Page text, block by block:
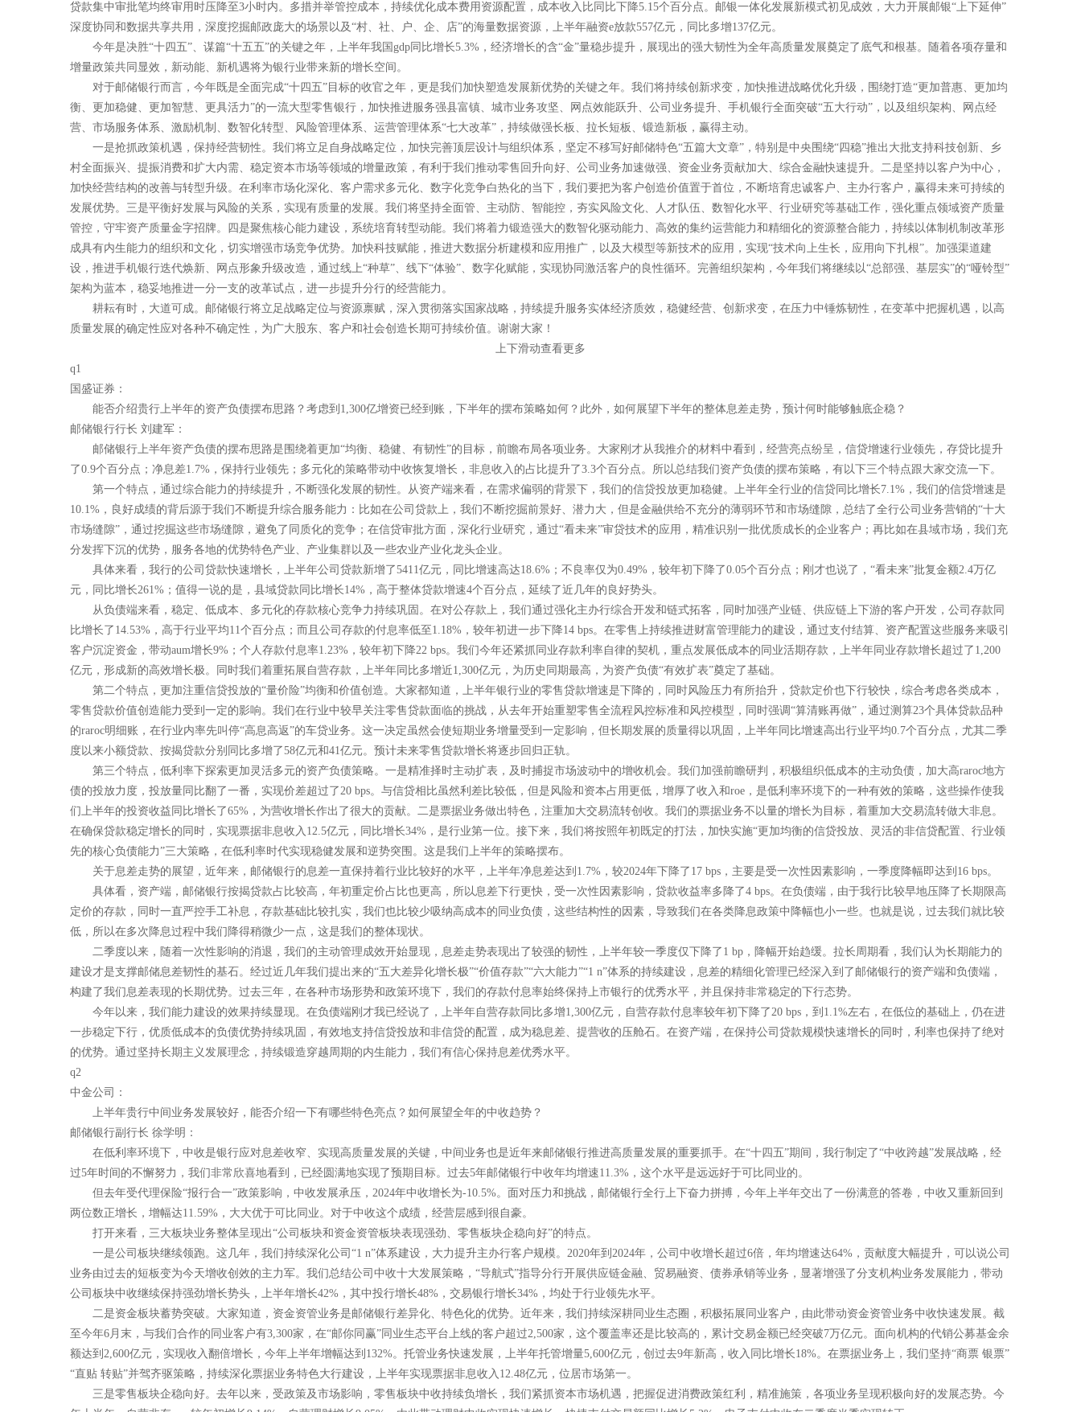
贷款集中审批笔均终审用时压降至3小时内。多措并举管控成本，持续优化成本费用资源配置，成本收入比同比下降5.15个百分点。邮银一体化发展新模式初见成效，大力开展邮银“上下延伸”
深度协同和数据共享共用，深度挖掘邮政庞大的场景以及“村、社、户、企、店”的海量数据资源，上半年融资e放款557亿元，同比多增137亿元。
今年是决胜“十四五”、谋篇“十五五”的关键之年，上半年我国gdp同比增长5.3%，经济增长的含“金”量稳步提升，展现出的强大韧性为全年高质量发展奠定了底气和根基。随着各项存量和
增量政策共同显效，新动能、新机遇将为银行业带来新的增长空间。
对于邮储银行而言，今年既是全面完成“十四五”目标的收官之年，更是我们加快塑造发展新优势的关键之年。我们将持续创新求变，加快推进战略优化升级，围绕打造“更加普惠、更加均
衡、更加稳健、更加智慧、更具活力”的一流大型零售银行，加快推进服务强县富镇、城市业务攻坚、网点效能跃升、公司业务提升、手机银行全面突破“五大行动”，以及组织架构、网点经
营、市场服务体系、激励机制、数智化转型、风险管理体系、运营管理体系“七大改革”，持续做强长板、拉长短板、锻造新板，赢得主动。
一是抢抓政策机遇，保持经营韧性。我们将立足自身战略定位，加快完善顶层设计与组织体系，坚定不移写好邮储特色“五篇大文章”，特别是中央围绕“四稳”推出大批支持科技创新、乡
村全面振兴、提振消费和扩大内需、稳定资本市场等领域的增量政策，有利于我们推动零售回升向好、公司业务加速做强、资金业务贡献加大、综合金融快速提升。二是坚持以客户为中心，
加快经营结构的改善与转型升级。在利率市场化深化、客户需求多元化、数字化竞争白热化的当下，我们要把为客户创造价值置于首位，不断培育忠诚客户、主办行客户，赢得未来可持续的
发展优势。三是平衡好发展与风险的关系，实现有质量的发展。我们将坚持全面管、主动防、智能控，夯实风险文化、人才队伍、数智化水平、行业研究等基础工作，强化重点领域资产质量
管控，守牢资产质量金字招牌。四是聚焦核心能力建设，系统培育转型动能。我们将着力锻造强大的数智化驱动能力、高效的集约运营能力和精细化的资源整合能力，持续以体制机制改革形
成具有内生能力的组织和文化，切实增强市场竞争优势。加快科技赋能，推进大数据分析建模和应用推广，以及大模型等新技术的应用，实现“技术向上生长，应用向下扎根”。加强渠道建
设，推进手机银行迭代焕新、网点形象升级改造，通过线上“种草”、线下“体验”、数字化赋能，实现协同激活客户的良性循环。完善组织架构，今年我们将继续以“总部强、基层实”的“哑铃型”
架构为蓝本，稳妥地推进一分一支的改革试点，进一步提升分行的经营能力。
耕耘有时，大道可成。邮储银行将立足战略定位与资源禀赋，深入贯彻落实国家战略，持续提升服务实体经济质效，稳健经营、创新求变，在压力中锤炼韧性，在变革中把握机遇，以高
质量发展的确定性应对各种不确定性，为广大股东、客户和社会创造长期可持续价值。谢谢大家！
上下滑动查看更多
q1
国盛证券：
能否介绍贵行上半年的资产负债摆布思路？考虑到1,300亿增资已经到账，下半年的摆布策略如何？此外，如何展望下半年的整体息差走势，预计何时能够触底企稳？
邮储银行行长 刘建军：
邮储银行上半年资产负债的摆布思路是围绕着更加“均衡、稳健、有韧性”的目标，前瞻布局各项业务。大家刚才从我推介的材料中看到，经营亮点纷呈，信贷增速行业领先，存贷比提升
了0.9个百分点；净息差1.7%，保持行业领先；多元化的策略带动中收恢复增长，非息收入的占比提升了3.3个百分点。所以总结我们资产负债的摆布策略，有以下三个特点跟大家交流一下。
第一个特点，通过综合能力的持续提升，不断强化发展的韧性。从资产端来看，在需求偏弱的背景下，我们的信贷投放更加稳健。上半年全行业的信贷同比增长7.1%，我们的信贷增速是
10.1%，良好成绩的背后源于我们不断提升综合服务能力：比如在公司贷款上，我们不断挖掘前景好、潜力大，但是金融供给不充分的薄弱环节和市场缝隙，总结了全行公司业务营销的“十大
市场缝隙”，通过挖掘这些市场缝隙，避免了同质化的竞争；在信贷审批方面，深化行业研究，通过“看未来”审贷技术的应用，精准识别一批优质成长的企业客户；再比如在县域市场，我们充
分发挥下沉的优势，服务各地的优势特色产业、产业集群以及一些农业产业化龙头企业。
具体来看，我行的公司贷款快速增长，上半年公司贷款新增了5411亿元，同比增速高达18.6%；不良率仅为0.49%，较年初下降了0.05个百分点；刚才也说了，“看未来”批复金额2.4万亿
元，同比增长261%；值得一说的是，县域贷款同比增长14%，高于整体贷款增速4个百分点，延续了近几年的良好势头。
从负债端来看，稳定、低成本、多元化的存款核心竞争力持续巩固。在对公存款上，我们通过强化主办行综合开发和链式拓客，同时加强产业链、供应链上下游的客户开发，公司存款同
比增长了14.53%，高于行业平均11个百分点；而且公司存款的付息率低至1.18%，较年初进一步下降14 bps。在零售上持续推进财富管理能力的建设，通过支付结算、资产配置这些服务来吸引
客户沉淀资金，带动aum增长9%；个人存款付息率1.23%，较年初下降22 bps。我们今年还紧抓同业存款利率自律的契机，重点发展低成本的同业活期存款，上半年同业存款增长超过了1,200
亿元，形成新的高效增长极。同时我们着重拓展自营存款，上半年同比多增近1,300亿元，为历史同期最高，为资产负债“有效扩表”奠定了基础。
第二个特点，更加注重信贷投放的“量价险”均衡和价值创造。大家都知道，上半年银行业的零售贷款增速是下降的，同时风险压力有所抬升，贷款定价也下行较快，综合考虑各类成本，
零售贷款价值创造能力受到一定的影响。我们在行业中较早关注零售贷款面临的挑战，从去年开始重塑零售全流程风控标准和风控模型，同时强调“算清账再做”，通过测算23个具体贷款品种
的raroc明细账，在行业内率先叫停“高息高返”的车贷业务。这一决定虽然会使短期业务增量受到一定影响，但长期发展的质量得以巩固，上半年同比增速高出行业平均0.7个百分点，尤其二季
度以来小额贷款、按揭贷款分别同比多增了58亿元和41亿元。预计未来零售贷款增长将逐步回归正轨。
第三个特点，低利率下探索更加灵活多元的资产负债策略。一是精准择时主动扩表，及时捕捉市场波动中的增收机会。我们加强前瞻研判，积极组织低成本的主动负债，加大高raroc地方
债的投放力度，投放量同比翻了一番，实现价差超过了20 bps。与信贷相比虽然利差比较低，但是风险和资本占用更低，增厚了收入和roe，是低利率环境下的一种有效的策略，这些操作使我
们上半年的投资收益同比增长了65%，为营收增长作出了很大的贡献。二是票据业务做出特色，注重加大交易流转创收。我们的票据业务不以量的增长为目标，着重加大交易流转做大非息。
在确保贷款稳定增长的同时，实现票据非息收入12.5亿元，同比增长34%，是行业第一位。接下来，我们将按照年初既定的打法，加快实施“更加均衡的信贷投放、灵活的非信贷配置、行业领
先的核心负债能力”三大策略，在低利率时代实现稳健发展和逆势突围。这是我们上半年的策略摆布。
关于息差走势的展望，近年来，邮储银行的息差一直保持着行业比较好的水平，上半年净息差达到1.7%，较2024年下降了17 bps，主要是受一次性因素影响，一季度降幅即达到16 bps。
具体看，资产端，邮储银行按揭贷款占比较高，年初重定价占比也更高，所以息差下行更快，受一次性因素影响，贷款收益率多降了4 bps。在负债端，由于我行比较早地压降了长期限高
定价的存款，同时一直严控手工补息，存款基础比较扎实，我们也比较少吸纳高成本的同业负债，这些结构性的因素，导致我们在各类降息政策中降幅也小一些。也就是说，过去我们就比较
低，所以在多次降息过程中我们降得稍微少一点，这是我们的整体现状。
二季度以来，随着一次性影响的消退，我们的主动管理成效开始显现，息差走势表现出了较强的韧性，上半年较一季度仅下降了1 bp，降幅开始趋缓。拉长周期看，我们认为长期能力的
建设才是支撑邮储息差韧性的基石。经过近几年我们提出来的“五大差异化增长极”“价值存款”“六大能力”“1 n”体系的持续建设，息差的精细化管理已经深入到了邮储银行的资产端和负债端，
构建了我们息差表现的长期优势。过去三年，在各种市场形势和政策环境下，我们的存款付息率始终保持上市银行的优秀水平，并且保持非常稳定的下行态势。
今年以来，我们能力建设的效果持续显现。在负债端刚才我已经说了，上半年自营存款同比多增1,300亿元，自营存款付息率较年初下降了20 bps，到1.1%左右，在低位的基础上，仍在进
一步稳定下行，优质低成本的负债优势持续巩固，有效地支持信贷投放和非信贷的配置，成为稳息差、提营收的压舱石。在资产端，在保持公司贷款规模快速增长的同时，利率也保持了绝对
的优势。通过坚持长期主义发展理念，持续锻造穿越周期的内生能力，我们有信心保持息差优秀水平。
q2
中金公司：
上半年贵行中间业务发展较好，能否介绍一下有哪些特色亮点？如何展望全年的中收趋势？
邮储银行副行长 徐学明：
在低利率环境下，中收是银行应对息差收窄、实现高质量发展的关键，中间业务也是近年来邮储银行推进高质量发展的重要抓手。在“十四五”期间，我行制定了“中收跨越”发展战略，经
过5年时间的不懈努力，我们非常欣喜地看到，已经圆满地实现了预期目标。过去5年邮储银行中收年均增速11.3%，这个水平是远远好于可比同业的。
但去年受代理保险“报行合一”政策影响，中收发展承压，2024年中收增长为-10.5%。面对压力和挑战，邮储银行全行上下奋力拼搏，今年上半年交出了一份满意的答卷，中收又重新回到
两位数正增长，增幅达11.59%，大大优于可比同业。对于中收这个成绩，经营层感到很自豪。
打开来看，三大板块业务整体呈现出“公司板块和资金资管板块表现强劲、零售板块企稳向好”的特点。
一是公司板块继续领跑。这几年，我们持续深化公司“1 n”体系建设，大力提升主办行客户规模。2020年到2024年，公司中收增长超过6倍，年均增速达64%，贡献度大幅提升，可以说公司
业务由过去的短板变为今天增收创效的主力军。我们总结公司中收十大发展策略，“导航式”指导分行开展供应链金融、贸易融资、债券承销等业务，显著增强了分支机构业务发展能力，带动
公司板块中收继续保持强劲增长势头，上半年增长42%，其中投行增长48%，交易银行增长34%，均处于行业领先水平。
二是资金板块蓄势突破。大家知道，资金资管业务是邮储银行差异化、特色化的优势。近年来，我们持续深耕同业生态圈，积极拓展同业客户，由此带动资金资管业务中收快速发展。截
至今年6月末，与我们合作的同业客户有3,300家，在“邮你同赢”同业生态平台上线的客户超过2,500家，这个覆盖率还是比较高的，累计交易金额已经突破7万亿元。面向机构的代销公募基金余
额达到2,600亿元，实现收入翻倍增长，今年上半年增幅达到132%。托管业务快速发展，上半年托管增量5,600亿元，创过去9年新高，收入同比增长18%。在票据业务上，我们坚持“商票 银票”
“直贴 转贴”并驾齐驱策略，持续深化票据业务特色大行建设，上半年实现票据非息收入12.48亿元，位居市场第一。
三是零售板块企稳向好。去年以来，受政策及市场影响，零售板块中收持续负增长，我们紧抓资本市场机遇，把握促进消费政策红利，精准施策，各项业务呈现积极向好的发展态势。今